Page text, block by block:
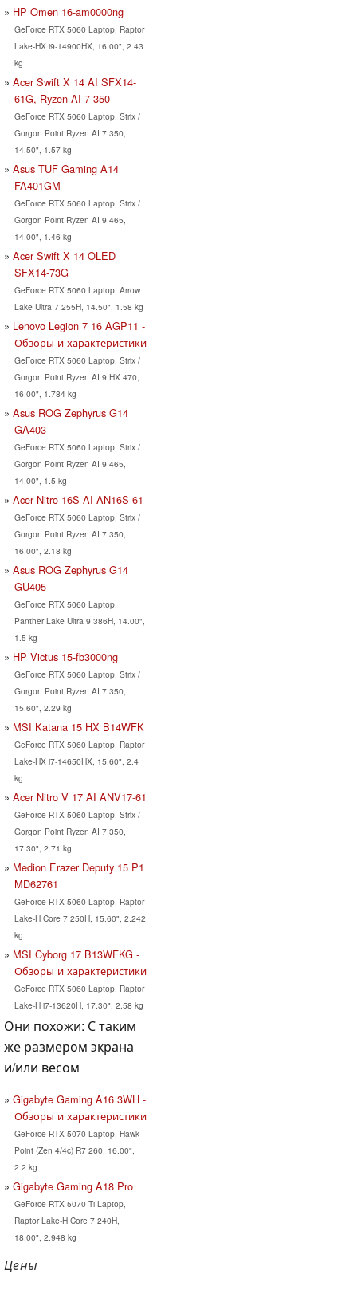
HP Omen 16-am0000ng
GeForce RTX 5060 Laptop, Raptor
Lake-HX i9-14900HX, 16.00", 2.43
kg
Acer Swift X 14 AI SFX14-
61G, Ryzen AI 7 350
GeForce RTX 5060 Laptop, Strix /
Gorgon Point Ryzen AI 7 350,
14.50", 1.57 kg
Asus TUF Gaming A14
FA401GM
GeForce RTX 5060 Laptop, Strix /
Gorgon Point Ryzen AI 9 465,
14.00", 1.46 kg
Acer Swift X 14 OLED
SFX14-73G
GeForce RTX 5060 Laptop, Arrow
Lake Ultra 7 255H, 14.50", 1.58 kg
Lenovo Legion 7 16 AGP11 -
Обзоры и характеристики
GeForce RTX 5060 Laptop, Strix /
Gorgon Point Ryzen AI 9 HX 470,
16.00", 1.784 kg
Asus ROG Zephyrus G14
GA403
GeForce RTX 5060 Laptop, Strix /
Gorgon Point Ryzen AI 9 465,
14.00", 1.5 kg
Acer Nitro 16S AI AN16S-61
GeForce RTX 5060 Laptop, Strix /
Gorgon Point Ryzen AI 7 350,
16.00", 2.18 kg
Asus ROG Zephyrus G14
GU405
GeForce RTX 5060 Laptop,
Panther Lake Ultra 9 386H, 14.00",
1.5 kg
HP Victus 15-fb3000ng
GeForce RTX 5060 Laptop, Strix /
Gorgon Point Ryzen AI 7 350,
15.60", 2.29 kg
MSI Katana 15 HX B14WFK
GeForce RTX 5060 Laptop, Raptor
Lake-HX i7-14650HX, 15.60", 2.4
kg
Acer Nitro V 17 AI ANV17-61
GeForce RTX 5060 Laptop, Strix /
Gorgon Point Ryzen AI 7 350,
17.30", 2.71 kg
Medion Erazer Deputy 15 P1
MD62761
GeForce RTX 5060 Laptop, Raptor
Lake-H Core 7 250H, 15.60", 2.242
kg
MSI Cyborg 17 B13WFKG -
Обзоры и характеристики
GeForce RTX 5060 Laptop, Raptor
Lake-H i7-13620H, 17.30", 2.58 kg
Они похожи: С таким
же размером экрана
и/или весом
Gigabyte Gaming A16 3WH -
Обзоры и характеристики
GeForce RTX 5070 Laptop, Hawk
Point (Zen 4/4c) R7 260, 16.00",
2.2 kg
Gigabyte Gaming A18 Pro
GeForce RTX 5070 Ti Laptop,
Raptor Lake-H Core 7 240H,
18.00", 2.948 kg
Цены